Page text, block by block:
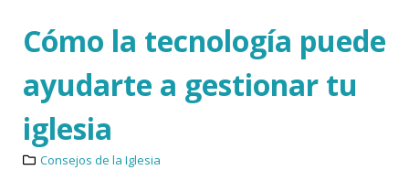
Cómo la tecnología puede
ayudarte a gestionar tu
iglesia
Consejos de la Iglesia